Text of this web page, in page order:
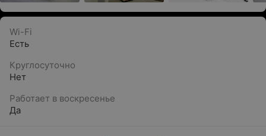
Wi-Fi
Есть
Круглосуточно
Нет
Работает в воскресенье
Да